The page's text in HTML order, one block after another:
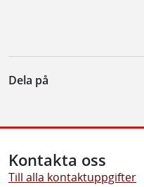
Dela på
Kontakta oss
Till alla kontaktuppgifter